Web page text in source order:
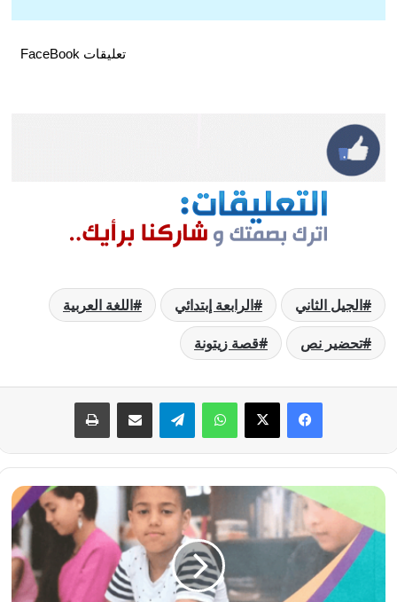
تعليقات FaceBook
الجيل الثاني الرابعة إبتدائي
اللغة العربية
تحضير نص
قصة زيتونة
فيسبوك
‫X واتسابتيلقراممشاركة عبر البريد طباعة
تحضير
طاقة